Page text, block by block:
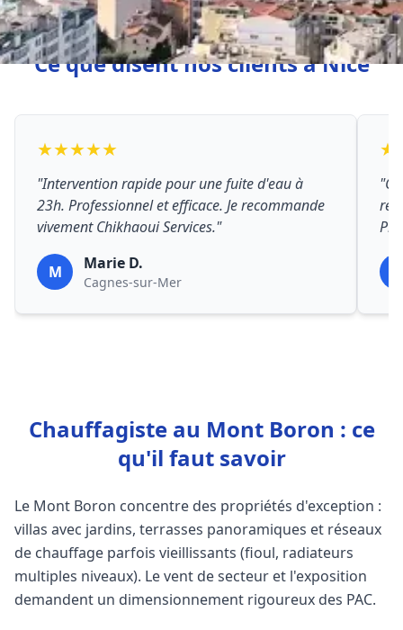
Ce que disent nos clients à Nice
★★★★★
"Intervention rapide pour une fuite d'eau à
23h. Professionnel et efficace. Je recommande
vivement Chikhaoui Services."
M Marie D.
Cagnes-sur-Mer
Chauffagiste au Mont Boron : ce
qu'il faut savoir
Le Mont Boron concentre des propriétés d'exception :
villas avec jardins, terrasses panoramiques et réseaux
de chauffage parfois vieillissants (fioul, radiateurs
multiples niveaux). Le vent de secteur et l'exposition
demandent un dimensionnement rigoureux des PAC.